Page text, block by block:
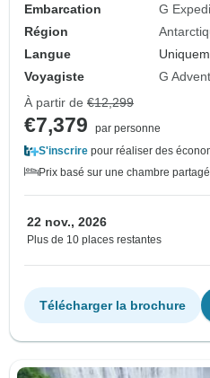
Embarcation
G
Région
Langue
Voyagiste
G
À partir de €12,299
€7,379
par personne
S'inscrire pour réaliser des
Prix basé sur une chambre
22 nov., 2026
Plus de 10 places restantes
Télécharger la brochure